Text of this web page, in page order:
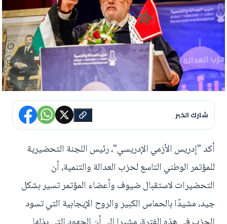
شارك الخبر
أكد "إدريس الأزمي الإدريسي"، رئيس اللجنة التحضيرية
للمؤتمر الوطني التاسع لحزب العدالة والتنمية، أن
التحضيرات لاستقبال ضيوف وأعضاء المؤتمر تسير بشكل
جيد، مشيدًا بالحماس الكبير والروح الإيجابية التي تسود